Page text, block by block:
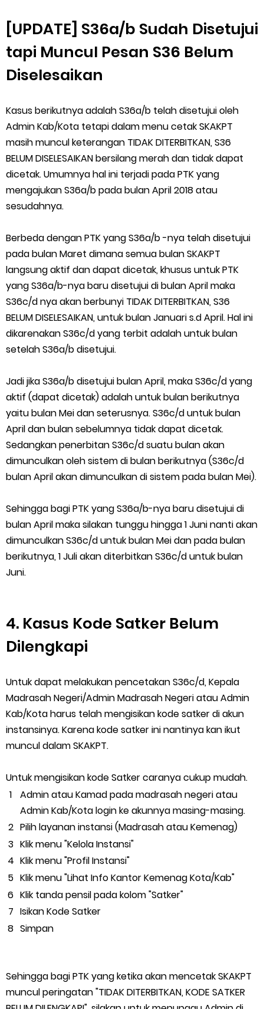
[UPDATE] S36a/b Sudah Disetujui
tapi Muncul Pesan S36 Belum
Diselesaikan
Kasus berikutnya adalah S36a/b telah disetujui oleh
Admin Kab/Kota tetapi dalam menu cetak SKAKPT
masih muncul keterangan TIDAK DITERBITKAN, S36
BELUM DISELESAIKAN bersilang merah dan tidak dapat
dicetak. Umumnya hal ini terjadi pada PTK yang
mengajukan S36a/b pada bulan April 2018 atau
sesudahnya.
Berbeda dengan PTK yang S36a/b -nya telah disetujui
pada bulan Maret dimana semua bulan SKAKPT
langsung aktif dan dapat dicetak, khusus untuk PTK
yang S36a/b-nya baru disetujui di bulan April maka
S36c/d nya akan berbunyi TIDAK DITERBITKAN, S36
BELUM DISELESAIKAN, untuk bulan Januari s.d April. Hal ini
dikarenakan S36c/d yang terbit adalah untuk bulan
setelah S36a/b disetujui.
Jadi jika S36a/b disetujui bulan April, maka S36c/d yang
aktif (dapat dicetak) adalah untuk bulan berikutnya
yaitu bulan Mei dan seterusnya. S36c/d untuk bulan
April dan bulan sebelumnya tidak dapat dicetak.
Sedangkan penerbitan S36c/d suatu bulan akan
dimunculkan oleh sistem di bulan berikutnya (S36c/d
bulan April akan dimunculkan di sistem pada bulan Mei).
Sehingga bagi PTK yang S36a/b-nya baru disetujui di
bulan April maka silakan tunggu hingga 1 Juni nanti akan
dimunculkan S36c/d untuk bulan Mei dan pada bulan
berikutnya, 1 Juli akan diterbitkan S36c/d untuk bulan
Juni.
4. Kasus Kode Satker Belum
Dilengkapi
Untuk dapat melakukan pencetakan S36c/d, Kepala
Madrasah Negeri/Admin Madrasah Negeri atau Admin
Kab/Kota harus telah mengisikan kode satker di akun
instansinya. Karena kode satker ini nantinya kan ikut
muncul dalam SKAKPT.
Untuk mengisikan kode Satker caranya cukup mudah.
Admin atau Kamad pada madrasah negeri atau
Admin Kab/Kota login ke akunnya masing-masing.
Pilih layanan instansi (Madrasah atau Kemenag)
Klik menu "Kelola Instansi"
Klik menu "Profil Instansi"
Klik menu "Lihat Info Kantor Kemenag Kota/Kab"
Klik tanda pensil pada kolom "Satker"
Isikan Kode Satker
Simpan
Sehingga bagi PTK yang ketika akan mencetak SKAKPT
muncul peringatan "TIDAK DITERBITKAN, KODE SATKER